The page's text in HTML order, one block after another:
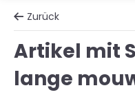
Zurück
Artikel mit
lange